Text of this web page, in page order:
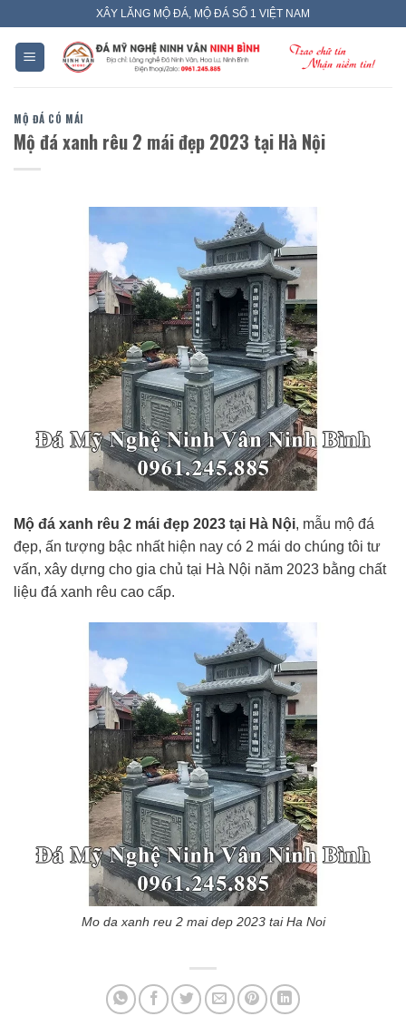
content
XÂY LĂNG MỘ ĐÁ, MỘ ĐÁ SỐ 1 VIỆT NAM
MỘ ĐÁ CÓ MÁI
Mộ đá xanh rêu 2 mái đẹp 2023 tại Hà Nội
Mộ đá xanh rêu 2 mái đẹp 2023 tại Hà Nội, mẫu mộ đá
đẹp, ấn tượng bậc nhất hiện nay có 2 mái do chúng tôi tư
vấn, xây dựng cho gia chủ tại Hà Nội năm 2023 bằng chất
liệu đá xanh rêu cao cấp.
Mo da xanh reu 2 mai dep 2023 tai Ha Noi